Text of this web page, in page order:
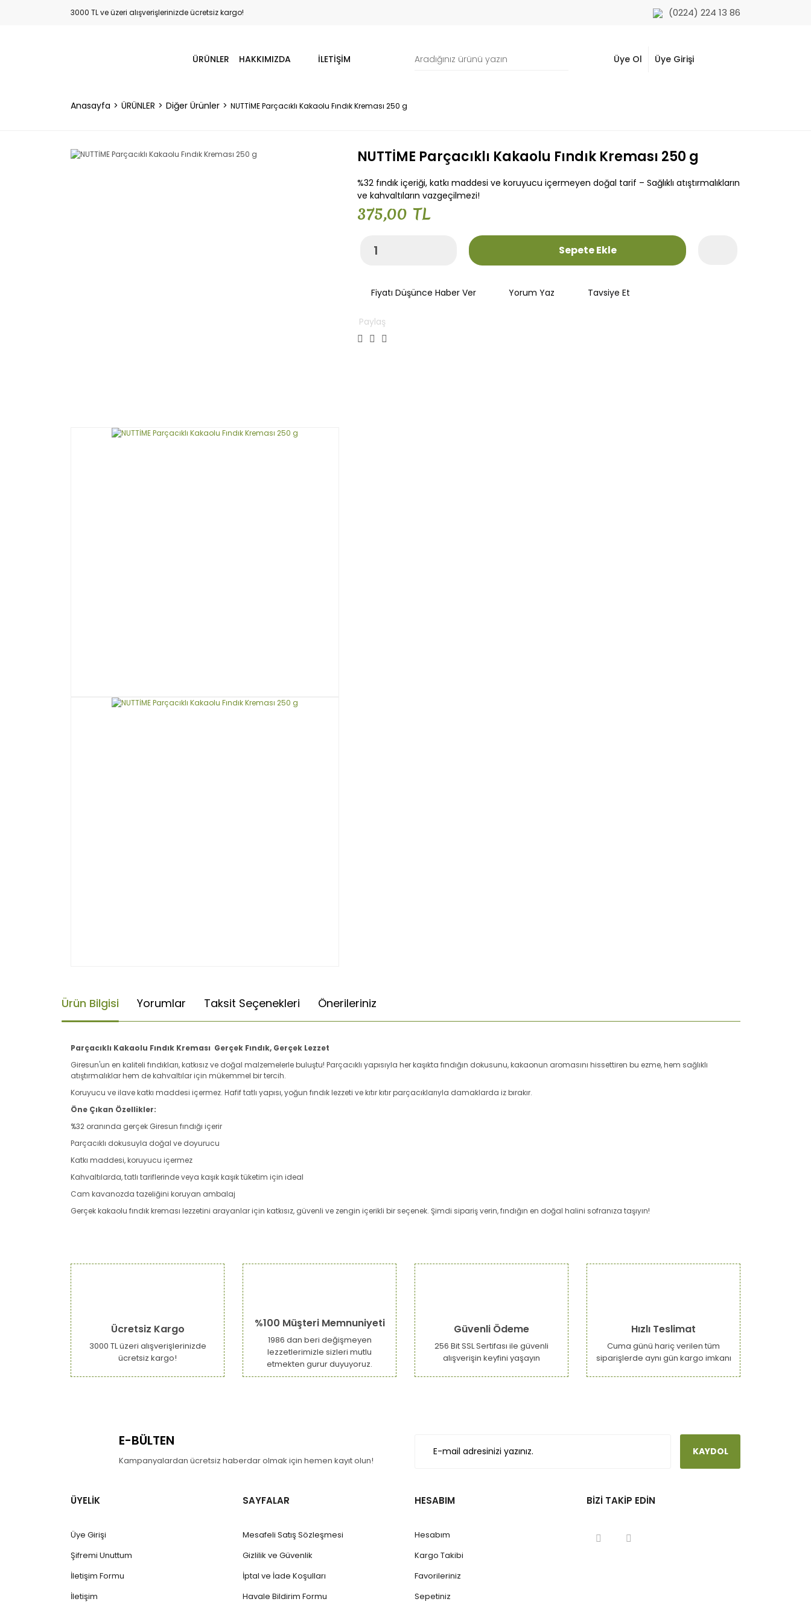
3000 TL ve üzeri alışverişlerinizde ücretsiz kargo! (0224) 224 13 86
ÜRÜNLER HAKKIMIZDA İLETİŞİM Üye Ol Üye Girişi
Anasayfa ÜRÜNLER Diğer Ürünler NUTTİME Parçacıklı Kakaolu Fındık Kreması 250 g
NUTTİME Parçacıklı Kakaolu Fındık Kreması 250 g
%32 fındık içeriği, katkı maddesi ve koruyucu içermeyen doğal tarif – Sağlıklı atıştırmalıkların
ve kahvaltıların vazgeçilmezi!
375,00 TL
Sepete Ekle
Fiyatı Düşünce Haber Ver Yorum Yaz Tavsiye Et
Paylaş
Ürün Bilgisi Yorumlar Taksit Seçenekleri Önerileriniz
Parçacıklı Kakaolu Fındık Kreması Gerçek Fındık, Gerçek Lezzet
Giresun'un en kaliteli fındıkları, katkısız ve doğal malzemelerle buluştu! Parçacıklı yapısıyla her kaşıkta fındığın dokusunu, kakaonun aromasını hissettiren bu ezme, hem sağlıklı
atıştırmalıklar hem de kahvaltılar için mükemmel bir tercih.
Koruyucu ve ilave katkı maddesi içermez. Hafif tatlı yapısı, yoğun fındık lezzeti ve kıtır kıtır parçacıklarıyla damaklarda iz bırakır.
Öne Çıkan Özellikler:
%32 oranında gerçek Giresun fındığı içerir
Parçacıklı dokusuyla doğal ve doyurucu
Katkı maddesi, koruyucu içermez
Kahvaltılarda, tatlı tariflerinde veya kaşık kaşık tüketim için ideal
Cam kavanozda tazeliğini koruyan ambalaj
Gerçek kakaolu fındık kreması lezzetini arayanlar için katkısız, güvenli ve zengin içerikli bir seçenek. Şimdi sipariş verin, fındığın en doğal halini sofranıza taşıyın!
Bu ürüne ilk yorumu siz yapın!
Yorum Yaz
Ürün resmi kalitesiz, bozuk veya görüntülenemiyor.
Ürün açıklamasında eksik bilgiler bulunuyor.
Ürün bilgilerinde hatalar bulunuyor.
Ürün fiyatı diğer sitelerden daha pahalı.
Bu ürüne benzer farklı alternatifler olmalı.
Ücretsiz Kargo
3000 TL üzeri alışverişlerinizde
ücretsiz kargo!
%100 Müşteri Memnuniyeti
1986 dan beri değişmeyen
lezzetlerimizle sizleri mutlu
etmekten gurur duyuyoruz.
Güvenli Ödeme
256 Bit SSL Sertifası ile güvenli
alışverişin keyfini yaşayın
Hızlı Teslimat
Cuma günü hariç verilen tüm
siparişlerde aynı gün kargo imkanı
E-BÜLTEN
Kampanyalardan ücretsiz haberdar olmak için hemen kayıt olun!
KAYDOL
ÜYELİK
Üye Girişi
Şifremi Unuttum
İletişim Formu
İletişim
SAYFALAR
Mesafeli Satış Sözleşmesi
Gizlilik ve Güvenlik
İptal ve İade Koşulları
Havale Bildirim Formu
HESABIM
Hesabım
Kargo Takibi
Favorileriniz
Sepetiniz
BİZİ TAKİP EDİN